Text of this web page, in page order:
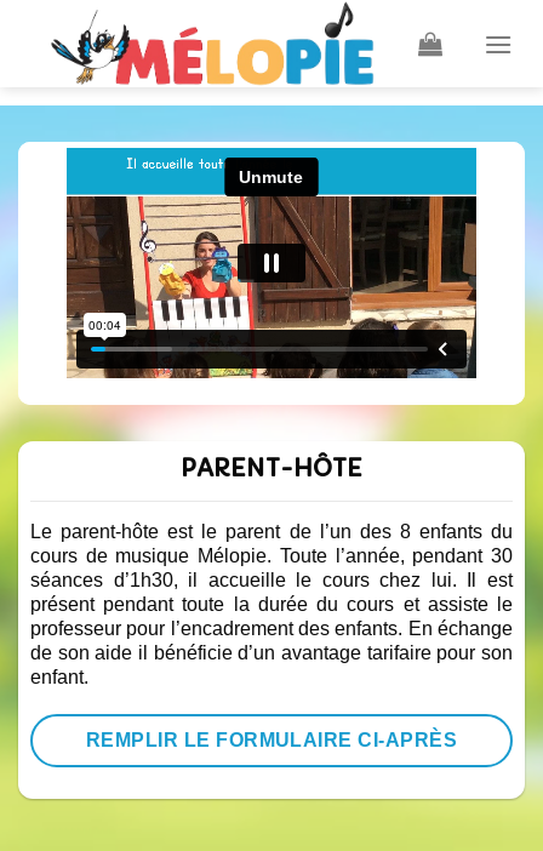
PARENT-HÔTE
Le parent-hôte est le parent de l’un des 8 enfants du
cours de musique Mélopie. Toute l’année, pendant 30
séances d’1h30, il accueille le cours chez lui. Il est
présent pendant toute la durée du cours et assiste le
professeur pour l’encadrement des enfants. En échange
de son aide il bénéficie d’un avantage tarifaire pour son
enfant.
REMPLIR LE FORMULAIRE CI-APRÈS